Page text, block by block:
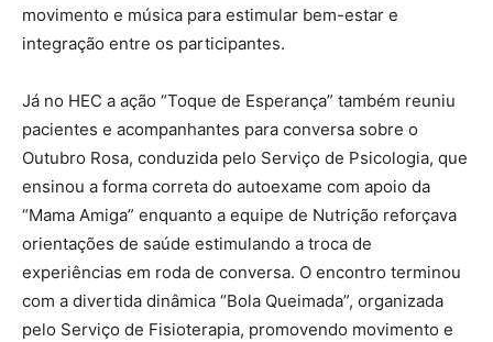
movimento e música para estimular bem-estar e
integração entre os participantes.
Já no HEC a ação “Toque de Esperança” também reuniu
pacientes e acompanhantes para conversa sobre o
Outubro Rosa, conduzida pelo Serviço de Psicologia, que
ensinou a forma correta do autoexame com apoio da
“Mama Amiga” enquanto a equipe de Nutrição reforçava
orientações de saúde estimulando a troca de
experiências em roda de conversa. O encontro terminou
com a divertida dinâmica “Bola Queimada”, organizada
pelo Serviço de Fisioterapia, promovendo movimento e